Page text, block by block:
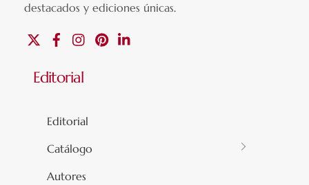
destacados y ediciones únicas.
FacebookInstagramPinterest
Editorial
Editorial
Catálogo
Autores